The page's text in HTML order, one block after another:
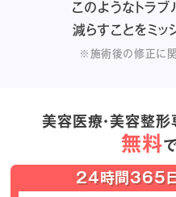
このようなトラ
減らすことをミッ
※施術後の修正に
美容医療・美容整
無料
24時間365日